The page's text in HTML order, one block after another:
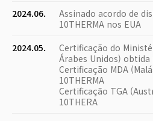
2024.06.
Assinado acordo de
10THERMA nos EUA
2024.05.
Certificação do
Árabes Unidos) obtida
Certificação MDA
10THERMA
Certificação TGA
10THERA